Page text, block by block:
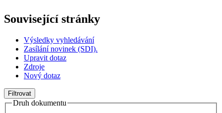
Související stránky
Výsledky vyhledávání
Zasílání novinek (SDI).
Upravit dotaz
Zdroje
Nový dotaz
Filtrovat
Druh dokumentu